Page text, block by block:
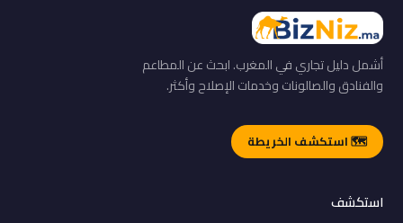
أشمل دليل تجاري في المغرب. ابحث عن المطاعم
والفنادق والصالونات وخدمات الإصلاح وأكثر.
🗺️ استكشف الخريطة
استكشف